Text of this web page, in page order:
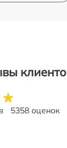
5358 оценок